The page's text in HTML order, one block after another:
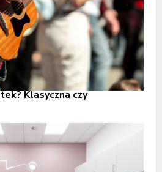
Klasyczna czy